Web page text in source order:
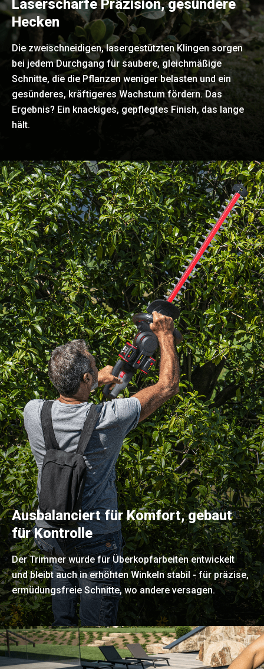
Laserscharfe Präzision, gesündere
Hecken
Die zweischneidigen, lasergestützten Klingen sorgen
bei jedem Durchgang für saubere, gleichmäßige
Schnitte, die die Pflanzen weniger belasten und ein
gesünderes, kräftigeres Wachstum fördern. Das
Ergebnis? Ein knackiges, gepflegtes Finish, das lange
hält.
Ausbalanciert für Komfort, gebaut
für Kontrolle
Der Trimmer wurde für Überkopfarbeiten entwickelt
und bleibt auch in erhöhten Winkeln stabil - für präzise,
ermüdungsfreie Schnitte, wo andere versagen.